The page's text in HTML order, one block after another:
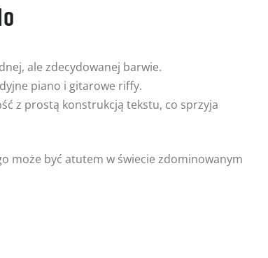
ale zdecydowanej barwie.
piano i gitarowe riffy.
z prostą konstrukcją tekstu, co sprzyja
może być atutem w świecie zdominowanym